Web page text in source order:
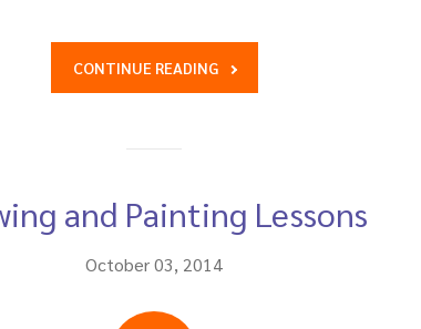
CONTINUE READING
and Painting Lessons
October 03, 2014